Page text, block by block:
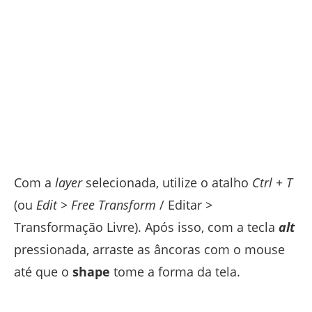
Com a layerselecionada, utilize o atalho Ctrl + T
(ou Edit > Free Transform / Editar >
Transformação Livre). Após isso, com a tecla alt
pressionada, arraste as âncoras com o mouse
até que o shape tome a forma da tela.